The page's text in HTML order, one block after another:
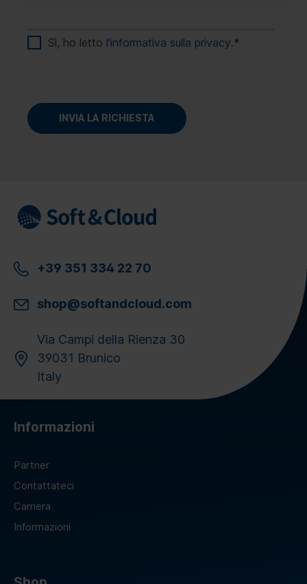
Sì, ho letto l'informativa sulla privacy.*
+39 351 334 22 70
shop@softandcloud.com
Via Campi della Rienza 30
39031 Brunico
Italy
Informazioni
Partner
Contattateci
Carriera
Informazioni